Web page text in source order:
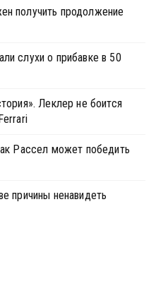
получить продолжение
слухи о прибавке в 50
Леклер не боится
Рассел может победить
причины ненавидеть